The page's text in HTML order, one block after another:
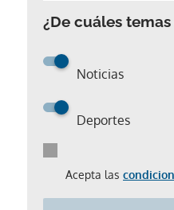
¿De cuáles
Noticias
Deportes
Acepta las